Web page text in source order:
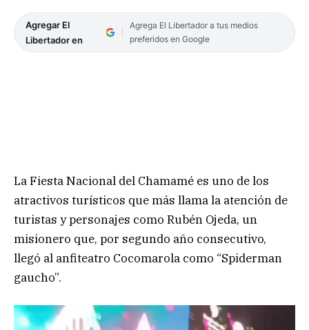
Agregar El
Libertador en
Agrega El Libertador a tus medios
preferidos en Google
La Fiesta Nacional del Chamamé es uno de los
atractivos turísticos que más llama la atención de
turistas y personajes como Rubén Ojeda, un
misionero que, por segundo año consecutivo,
llegó al anfiteatro Cocomarola como “Spiderman
gaucho”.